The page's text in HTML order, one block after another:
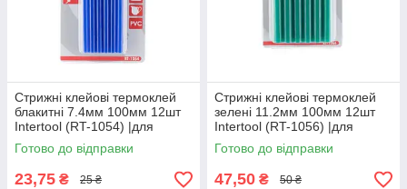
Стрижні клейові термоклей
блакитні 7.4мм 100мм 12шт
Intertool (RT-1054) |для
пистолета пістолета
Готово до відправки
23,75 ₴ 25 ₴
Стрижні клейові термоклей
зелені 11.2мм 100мм 12шт
Intertool (RT-1056) |для
пистолета пістолета
Готово до відправки
47,50 ₴ 50 ₴